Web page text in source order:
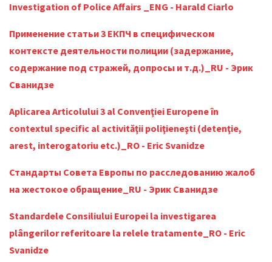
Investigation of Police Affairs _ENG - Harald Ciarlo
Применение статьи 3 ЕКПЧ в специфическом
контексте деятельности полиции (задержание,
содержание под стражей, допросы и т.д.)_RU - Эрик
Сванидзе
Aplicarea Articolului 3 al Convenţiei Europene în
contextul specific al activităţii poliţieneşti (detenţie,
arest, interogatoriu etc.)_RO - Eric Svanidze
Стандарты Совета Европы по расследованию жалоб
на жестокое обращение_RU - Эрик Сванидзе
Standardele Consiliului Europei la investigarea
plângerilor referitoare la relele tratamente_RO - Eric
Svanidze